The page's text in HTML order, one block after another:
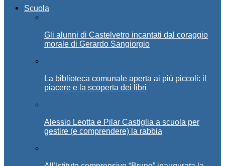
Scuola
Gli alunni di Castelvetro incantati dal coraggio
morale di Gerardo Sangiorgio
La biblioteca comunale aperta ai più piccoli: il
piacere e la scoperta dei libri
Alessio Leotta e Pilar Castiglia a scuola per
gestire (e comprendere) la rabbia